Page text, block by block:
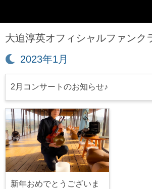
大迫淳英オフィシャルファンク
月:
2023年1月
2月コンサートのお知らせ♪
新年おめでとうございま